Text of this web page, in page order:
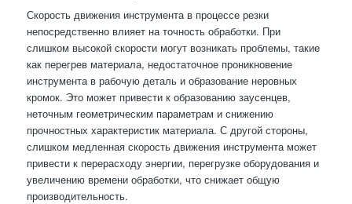
Скорость движения инструмента в процессе резки
непосредственно влияет на точность обработки. При
слишком высокой скорости могут возникать проблемы, такие
как перегрев материала, недостаточное проникновение
инструмента в рабочую деталь и образование неровных
кромок. Это может привести к образованию заусенцев,
неточным геометрическим параметрам и снижению
прочностных характеристик материала. С другой стороны,
слишком медленная скорость движения инструмента может
привести к перерасходу энергии, перегрузке оборудования и
увеличению времени обработки, что снижает общую
производительность.